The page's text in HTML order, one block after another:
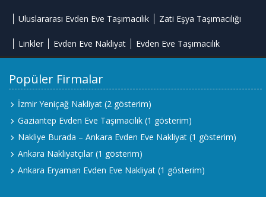
Uluslararası Evden Eve Taşımacılık Zati Eşya Taşımacılığı
Linkler Evden Eve Nakliyat Evden Eve Taşımacılık
Popüler Firmalar
İzmir Yeniçağ Nakliyat (2 gösterim)
Gaziantep Evden Eve Taşımacılık (1 gösterim)
Nakliye Burada – Ankara Evden Eve Nakliyat (1 gösterim)
Ankara Nakliyatçılar (1 gösterim)
Ankara Eryaman Evden Eve Nakliyat (1 gösterim)